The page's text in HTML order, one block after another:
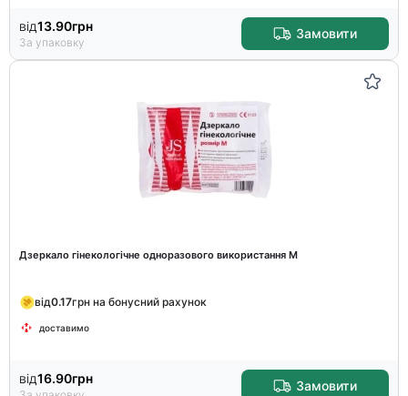
від13.90грн
За упаковку
Замовити
Дзеркало гінекологічне одноразового використання M
від0.17грн на бонусний рахунок
доставимо
від16.90грн Замовити